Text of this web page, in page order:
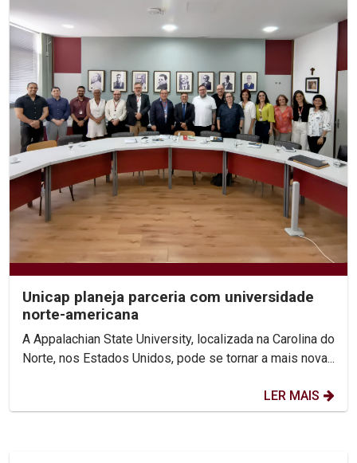
Unicap planeja parceria com universidade
norte-americana
A Appalachian State University, localizada na Carolina do
Norte, nos Estados Unidos, pode se tornar a mais nova...
LER MAIS